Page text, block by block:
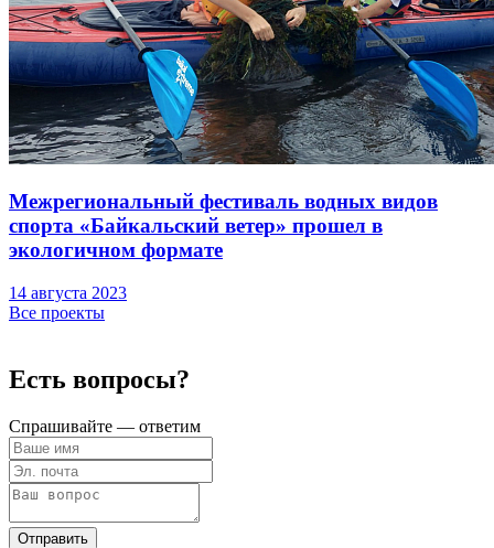
Межрегиональный фестиваль водных видов
спорта «Байкальский ветер» прошел в
экологичном формате
14 августа 2023
Все проекты
Есть вопросы?
Спрашивайте — ответим
Отправить